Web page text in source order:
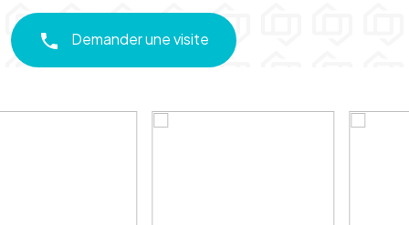
Demander une visite